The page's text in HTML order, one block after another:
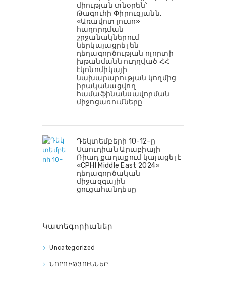
միության տնօրեն՝
Թագուհի Փիրուզյանն,
«Առավոտ լուսո»
հաղորդման
շրջանակներում
ներկայացրել են
դեղագործության ոլորտի
խթանմանն ուղղված ՀՀ
էկոնոմիկայի
նախարարության կողմից
իրականացվող
համաֆինանսավորման
միջոցառումները
Դեկտեմբերի 10-12-ը
Սաուդիան Արաբիայի
Ռիադ քաղաքում կայացել է
«CPHI Middle East 2024»
դեղագործական
միջազգային
ցուցահանդեսը
Կատեգորիաներ
Uncategorized
ՆՈՐՈԻԹՅՈՒՆՆԵՐ